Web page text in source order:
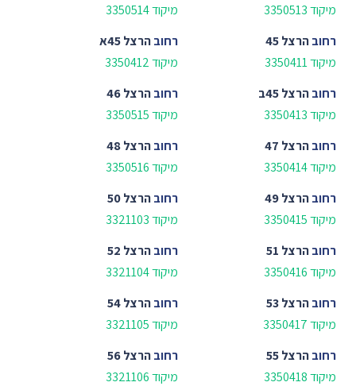
מיקוד 3350513
מיקוד 3350514
רחובהרצל 45
מיקוד 3350411
רחובהרצל 45א
מיקוד 3350412
רחובהרצל 45ב
מיקוד 3350413
רחובהרצל 46
מיקוד 3350515
רחובהרצל 47
מיקוד 3350414
רחובהרצל 48
מיקוד 3350516
רחובהרצל 49
מיקוד 3350415
רחובהרצל 50
מיקוד 3321103
רחובהרצל 51
מיקוד 3350416
רחובהרצל 52
מיקוד 3321104
רחובהרצל 53
מיקוד 3350417
רחובהרצל 54
מיקוד 3321105
רחובהרצל 55
מיקוד 3350418
רחובהרצל 56
מיקוד 3321106